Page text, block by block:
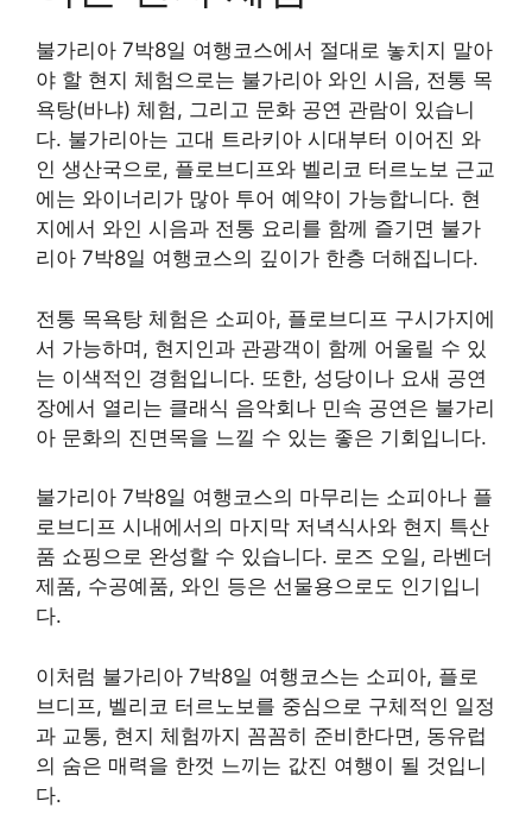
불가리아 7박8일 여행코스에서 절대로 놓치지 말아
야 할 현지 체험으로는 불가리아 와인 시음, 전통 목
욕탕(바냐) 체험, 그리고 문화 공연 관람이 있습니
다. 불가리아는 고대 트라키아 시대부터 이어진 와
인 생산국으로, 플로브디프와 벨리코 터르노보 근교
에는 와이너리가 많아 투어 예약이 가능합니다. 현
지에서 와인 시음과 전통 요리를 함께 즐기면 불가
리아 7박8일 여행코스의 깊이가 한층 더해집니다.
전통 목욕탕 체험은 소피아, 플로브디프 구시가지에
서 가능하며, 현지인과 관광객이 함께 어울릴 수 있
는 이색적인 경험입니다. 또한, 성당이나 요새 공연
장에서 열리는 클래식 음악회나 민속 공연은 불가리
아 문화의 진면목을 느낄 수 있는 좋은 기회입니다.
불가리아 7박8일 여행코스의 마무리는 소피아나 플
로브디프 시내에서의 마지막 저녁식사와 현지 특산
품 쇼핑으로 완성할 수 있습니다. 로즈 오일, 라벤더
제품, 수공예품, 와인 등은 선물용으로도 인기입니
다.
이처럼 불가리아 7박8일 여행코스는 소피아, 플로
브디프, 벨리코 터르노보를 중심으로 구체적인 일정
과 교통, 현지 체험까지 꼼꼼히 준비한다면, 동유럽
의 숨은 매력을 한껏 느끼는 값진 여행이 될 것입니
다.